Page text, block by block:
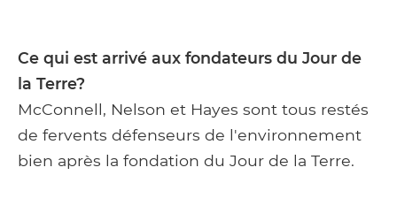
Ce qui est arrivé aux fondateurs du Jour de
la Terre?
McConnell, Nelson et Hayes sont tous restés
de fervents défenseurs de l'environnement
bien après la fondation du Jour de la Terre.